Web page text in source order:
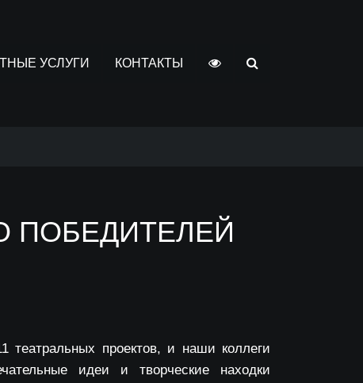
УСЛУГИ КОНТАКТЫ
ПОБЕДИТЕЛЕЙ
театральных проектов, и наши коллеги
идеи и творческие находки